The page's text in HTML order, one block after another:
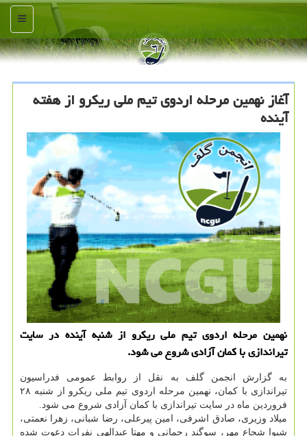
منو
آغاز نهمین مرحله اردوی تیم ملی ریكرو از هفته
آینده
نهمین مرحله اردوی تیم ملی ریکرو از شنبه آینده در سایت
تیراندازی با کمان آزادی شروع می شود.
به گزارش انجمن گلف به نقل از روابط عمومی فدراسیون
تیراندازی با کمان، نهمین مرحله اردوی تیم ملی ریکرو از شنبه ۲۸
فروردین ماه در سایت تیراندازی با کمان آزادی شروع می شود.
میلاد وزیری، صادق اشرفی، امین پیرعلی، رضا شبانی، زهرا نعمتی،
شیوا شجاع مهر، سوگند رحمانی و مهتا عبدالهی نفرات دعوت شده